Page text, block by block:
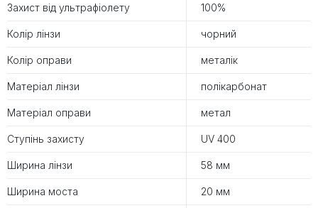
Захист від ультрафіолету 100%
Колір лінзи чорний
Колір оправи металік
Матеріал лінзи полікарбонат
Матеріал оправи метал
Ступінь захисту UV 400
Ширина лінзи 58 мм
Ширина моста 20 мм